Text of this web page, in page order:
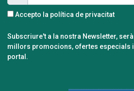
Accepto la política de privacitat
Subscriure't a la nostra Newsletter,
millors promocions, ofertes especials
portal.